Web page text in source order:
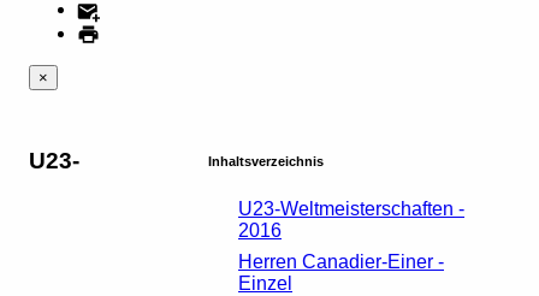
×
Inhaltsverzeichnis
U23-Weltmeisterschaften -
2016
Herren Canadier-Einer -
Einzel
U23-